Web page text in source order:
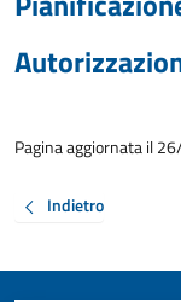
Pagina aggiornata il
Indietro